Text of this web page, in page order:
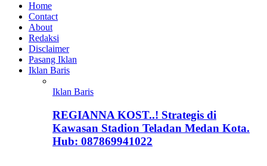
Home
Contact
About
Redaksi
Disclaimer
Pasang Iklan
Iklan Baris
Iklan Baris
REGIANNA KOST..! Strategis di
Kawasan Stadion Teladan Medan Kota.
Hub: 087869941022